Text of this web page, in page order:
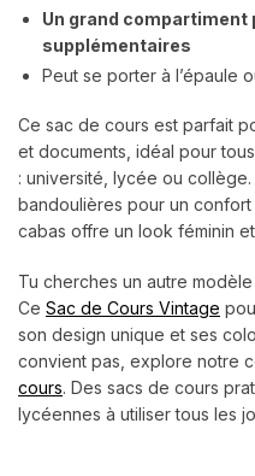
Un grand compartiment
supplémentaires
Peut se porter à l’épaule
Ce sac de cours est parfait
et documents, idéal pour
: université, lycée ou
bandoulières pour un
cabas offre un look féminin
Tu cherches un autre
Ce Sac de Cours Vintage
son design unique et ses
convient pas, explore notre
cours. Des sacs de cours
lycéennes à utiliser tous les